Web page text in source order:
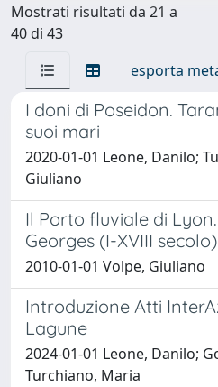
Mostrati risultati da 21 a
40 di 43
esporta
I doni di Poseidon.
suoi mari
2020-01-01 Leone, Danilo;
Giuliano
Il Porto fluviale di
Georges (I-XVIII secolo)
2010-01-01 Volpe, Giuliano
Introduzione Atti
Lagune
2024-01-01 Leone, Danilo;
Turchiano, Maria